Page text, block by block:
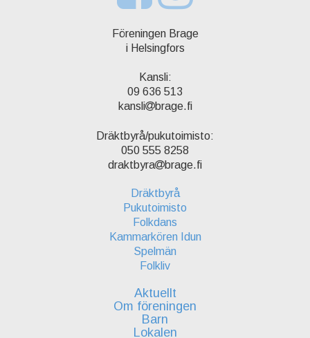
Föreningen Brage
i Helsingfors
Kansli:
09 636 513
kansli
brage.fi
Dräktbyrå/pukutoimisto:
050 555 8258
draktbyra
brage.fi
Dräktbyrå
Pukutoimisto
Folkdans
Kammarkören Idun
Spelmän
Folkliv
Aktuellt
Om föreningen
Barn
Lokalen